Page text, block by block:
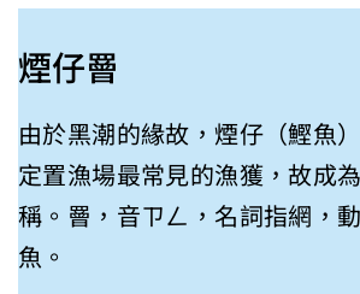
煙仔罾
由於黑潮的緣故，煙仔（鰹魚
定置漁場最常見的漁獲，故成
稱。罾，音ㄗㄥ，名詞指網，
魚。